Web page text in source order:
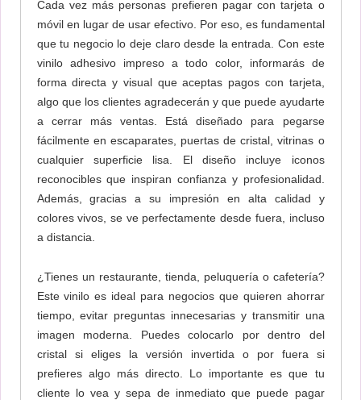
Cada vez más personas prefieren pagar con tarjeta o
móvil en lugar de usar efectivo. Por eso, es fundamental
que tu negocio lo deje claro desde la entrada. Con este
vinilo adhesivo impreso a todo color, informarás de
forma directa y visual que aceptas pagos con tarjeta,
algo que los clientes agradecerán y que puede ayudarte
a cerrar más ventas. Está diseñado para pegarse
fácilmente en escaparates, puertas de cristal, vitrinas o
cualquier superficie lisa. El diseño incluye iconos
reconocibles que inspiran confianza y profesionalidad.
Además, gracias a su impresión en alta calidad y
colores vivos, se ve perfectamente desde fuera, incluso
a distancia.
¿Tienes un restaurante, tienda, peluquería o cafetería?
Este vinilo es ideal para negocios que quieren ahorrar
tiempo, evitar preguntas innecesarias y transmitir una
imagen moderna. Puedes colocarlo por dentro del
cristal si eliges la versión invertida o por fuera si
prefieres algo más directo. Lo importante es que tu
cliente lo vea y sepa de inmediato que puede pagar